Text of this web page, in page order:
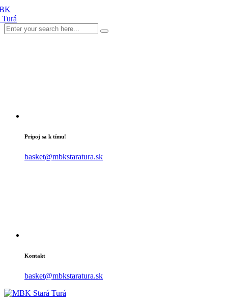
Pripoj sa k tímu!
basket@mbkstaratura.sk
Kontakt
basket@mbkstaratura.sk